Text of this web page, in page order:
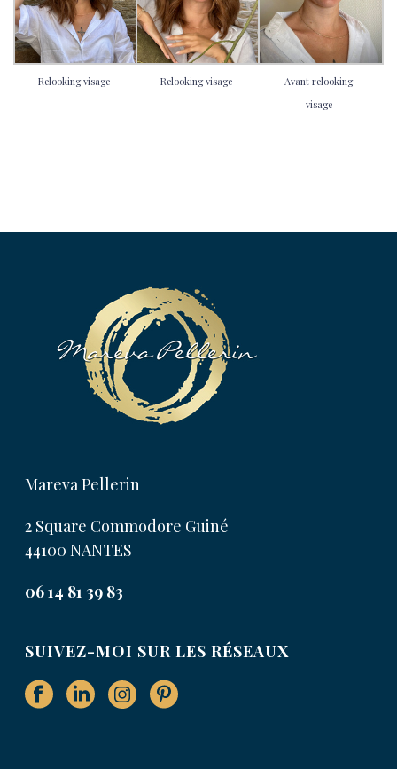
Relooking visage Relooking visage
Avant relooking
visage
Mareva Pellerin
2 Square Commodore Guiné
44100 NANTES
06 14 81 39 83
SUIVEZ-MOI SUR LES RÉSEAUX